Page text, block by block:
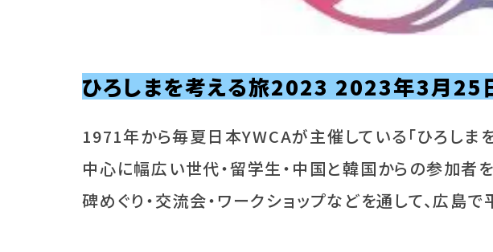
ひろしまを考える旅2023 2023年3月25日
1971年から毎夏日本YWCAが主催している「ひろしま
中心に幅広い世代・留学生・中国と韓国からの参加者を
碑めぐり・交流会・ワークショップなどを通して、広島